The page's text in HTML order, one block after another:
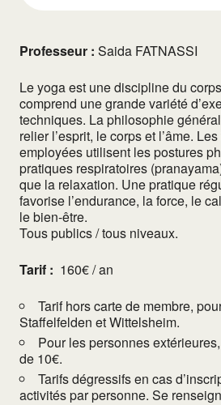
Professeur : Saida FATNASSI
Le yoga est une discipline du
comprend une grande variété
techniques. La philosophie
relier l’esprit, le corps et l’âme.
employées utilisent les postures
pratiques respiratoires
que la relaxation. Une pratique
favorise l’endurance, la force, le
le bien-être.
Tous publics / tous niveaux.
Tarif : 160€ / an
Tarif hors carte de membre,
Staffelfelden et Wittelsheim.
Pour les personnes
de 10€.
Tarifs dégressifs en cas
activités par personne. Se